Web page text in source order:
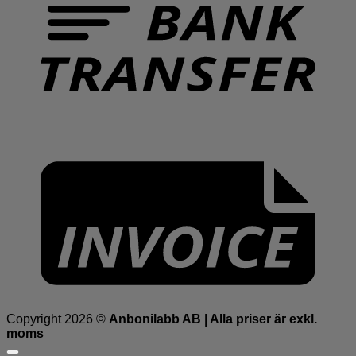
Copyright 2026 © Anbonilabb AB | Alla priser är exkl.
moms